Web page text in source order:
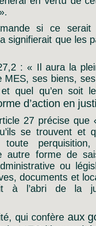
si ce
signifierait que les
: « Il aura la
ses biens,
quel qu’en soit
d’action en
27 précise
se trouvent et
perquisition,
autre forme de
ou
documents et
à l’abri de la
qui confèreaux